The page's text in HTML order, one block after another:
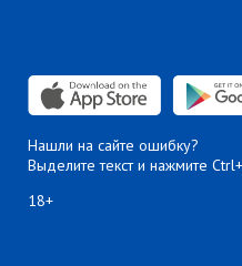
Нашли на сайте ошибку?
Выделите текст и нажмите
18+